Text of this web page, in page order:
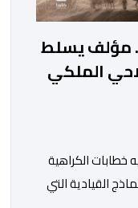
.. مؤلف يسلط
الملكي
خطابات الكراهية
القيادية التي